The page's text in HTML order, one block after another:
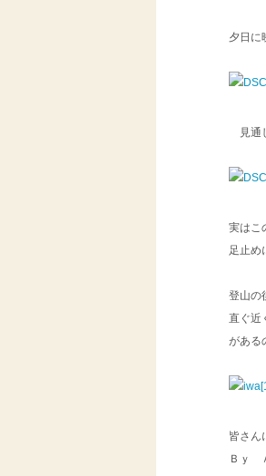
夕日に
見通
実はこ
足止め
登山の
直ぐ近
がある
皆さん
Ｂｙ